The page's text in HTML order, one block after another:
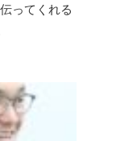
ってくれる